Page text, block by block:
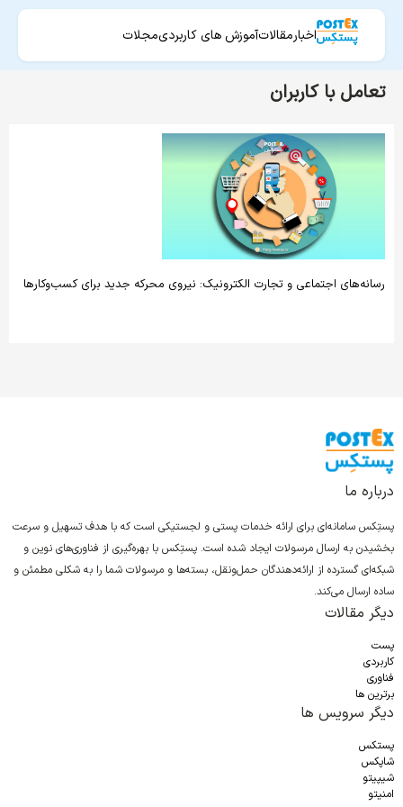
اخبارمقالاتآموزش های کاربردیمجلات
تعامل با کاربران
رسانه‌های اجتماعی و تجارت الکترونیک: نیروی محرکه جدید برای کسب‌وکارها
درباره ما
پستِکس سامانه‌ای برای ارائه خدمات پستی و لجستیکی است که با هدف تسهیل و سرعت
بخشیدن به ارسال مرسولات ایجاد شده است. پستِکس با بهره‌گیری از فناوری‌های نوین و
شبکه‌ای گسترده از ارائه‌دهندگان حمل‌ونقل، بسته‌ها و مرسولات شما را به شکلی مطمئن و
ساده ارسال می‌کند.
دیگر مقالات
پست
کاربردی
فناوری
برترین ها
دیگر سرویس ها
پستکس
شاپکس
شیپیتو
امنیتو